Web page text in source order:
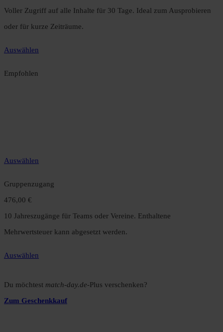
Voller Zugriff auf alle Inhalte für 30 Tage. Ideal zum Ausprobieren
oder für kurze Zeiträume.
Auswählen
Empfohlen
Auswählen
Gruppenzugang
476,00 €
10 Jahreszugänge für Teams oder Vereine. Enthaltene
Mehrwertsteuer kann abgesetzt werden.
Auswählen
Du möchtest match-day.de-Plus verschenken?
Zum Geschenkkauf